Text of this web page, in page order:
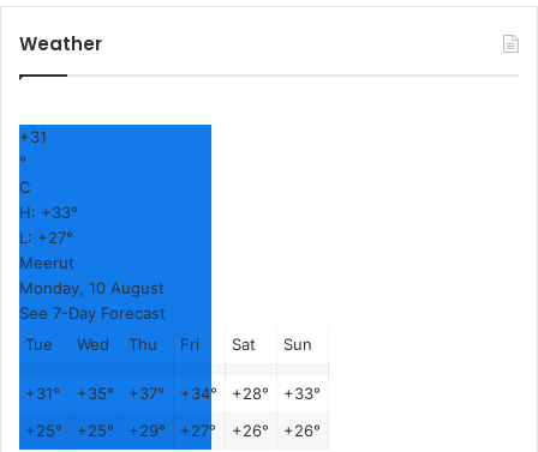
Weather
+31
°
C
H: +33°
L: +27°
Meerut
Monday, 10 August
See 7-Day Forecast
Tue
Wed Thu Fri Sat Sun
+31° +35° +37° +34° +28° +33°
+25° +25° +29° +27° +26° +26°